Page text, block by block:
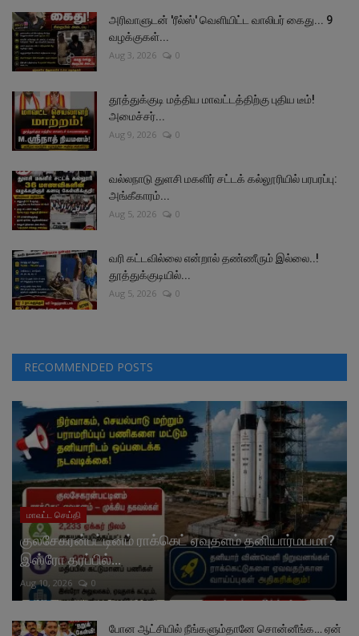
அரிவாளுடன் 'ரீல்ஸ்' வெளியிட்ட வாலிபர் கைது... 9
வழக்குகள்...
Aug 3, 2026 0
தூத்துக்குடி மத்திய மாவட்டத்திற்கு புதிய டீம்!
அமைச்சர்...
Aug 9, 2026 0
வல்லநாடு துளசி மகளிர் சட்டக் கல்லூரியில் பரபரப்பு:
அங்கீகாரம்...
Aug 5, 2026 0
வரி கட்டவில்லை என்றால் தண்ணீரும் இல்லை..!
தூத்துக்குடியில்...
Aug 5, 2026 0
RECOMMENDED POSTS
மாவட்ட செய்தி
குலசேகரன்பட்டினம் ராக்கெட் ஏவுதளம் தனியார்மயமா?
இஸ்ரோ தரப்பில்...
Aug 10, 2026 0
போன ஆட்சியில் நீங்களும்தானே சொன்னீங்க… ஏன்